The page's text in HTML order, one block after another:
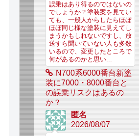
誤乗はあり得るのではないの
でしょうか？塗装案を見てい
ても、一般人からしたらほぼ
ほぼ同じ様な塗装に見えてし
まうかもしれないですし、放
送すら聞いていない人も多数
いるので、変更したところで
何があるのかと思い...
N700系6000番台新塗
装に7000・8000番台と
の誤乗リスクはあるの
か？
匿名
2026/08/07